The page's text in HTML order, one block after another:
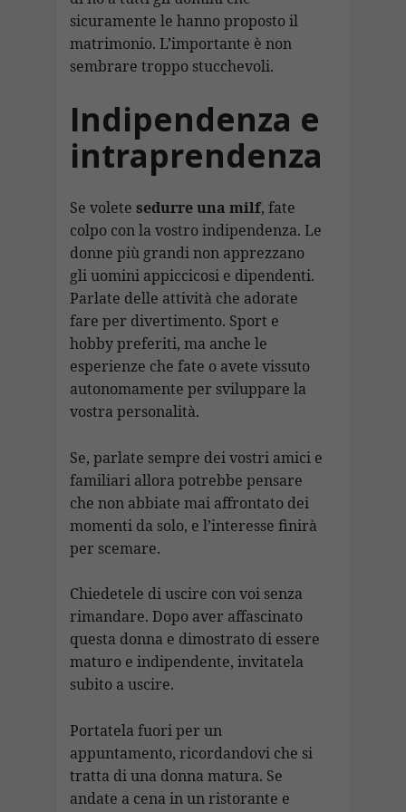
sicuramente le hanno proposto il
matrimonio. L’importante è non
sembrare troppo stucchevoli.
Indipendenza e
intraprendenza
Se volete sedurre una milf, fate
colpo con la vostro indipendenza. Le
donne più grandi non apprezzano
gli uomini appiccicosi e dipendenti.
Parlate delle attività che adorate
fare per divertimento. Sport e
hobby preferiti, ma anche le
esperienze che fate o avete vissuto
autonomamente per sviluppare la
vostra personalità.
Se, parlate sempre dei vostri amici e
familiari allora potrebbe pensare
che non abbiate mai affrontato dei
momenti da solo, e l’interesse finirà
per scemare.
Chiedetele di uscire con voi senza
rimandare. Dopo aver affascinato
questa donna e dimostrato di essere
maturo e indipendente, invitatela
subito a uscire.
Portatela fuori per un
appuntamento, ricordandovi che si
tratta di una donna matura. Se
andate a cena in un ristorante e